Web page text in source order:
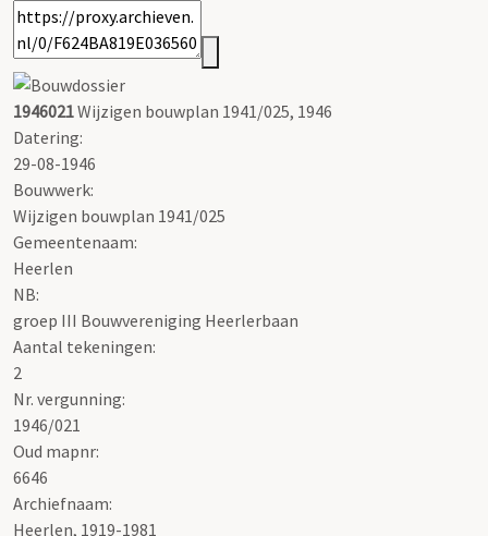
1946021Wijzigen bouwplan 1941/025, 1946
Datering:
29-08-1946
Bouwwerk:
Wijzigen bouwplan 1941/025
Gemeentenaam:
Heerlen
NB:
groep III Bouwvereniging Heerlerbaan
Aantal tekeningen:
2
Nr. vergunning:
1946/021
Oud mapnr:
6646
Archiefnaam:
Heerlen, 1919-1981